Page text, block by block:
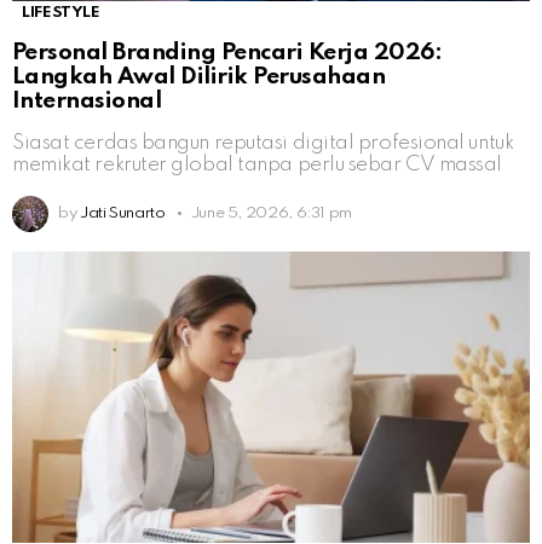
LIFESTYLE
Personal Branding Pencari Kerja 2026:
Langkah Awal Dilirik Perusahaan
Internasional
Siasat cerdas bangun reputasi digital profesional untuk
memikat rekruter global tanpa perlu sebar CV massal
by Jati Sunarto June 5, 2026, 6:31 pm